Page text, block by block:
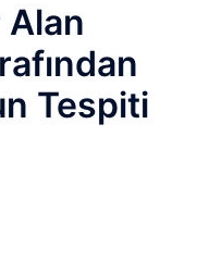
Tespiti